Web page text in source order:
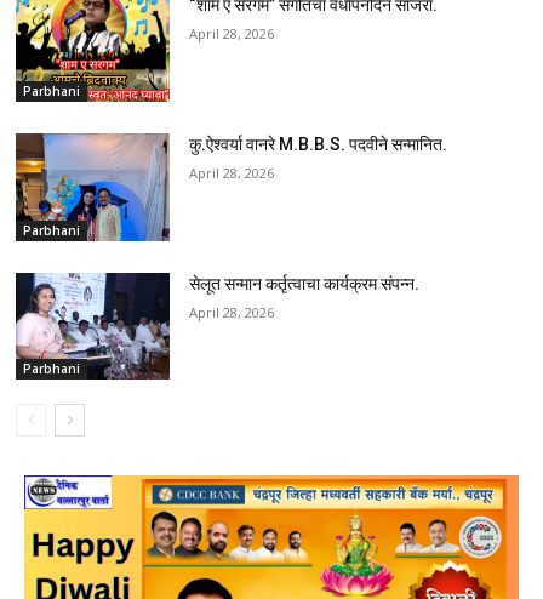
Parbhani
“शाम ए सरगम” संगीतचा वर्धापनदिन साजरा.
April 28, 2026
Parbhani
कु.ऐश्वर्या वानरे M.B.B.S. पदवीने सन्मानित.
April 28, 2026
Parbhani
सेलूत सन्मान कर्तृत्वाचा कार्यक्रम संपन्न.
April 28, 2026